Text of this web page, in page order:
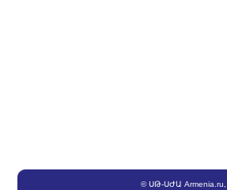
©ՍԹ-ՍԺԱ Armenia.ru